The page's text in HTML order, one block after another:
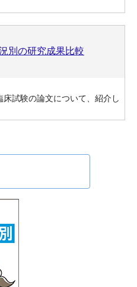
別の研究成果比較
試験の論文について、紹介し